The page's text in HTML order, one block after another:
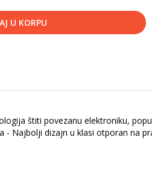
U KORPU
štiti povezanu elektroniku,
Najbolji dizajn u klasi otporan na